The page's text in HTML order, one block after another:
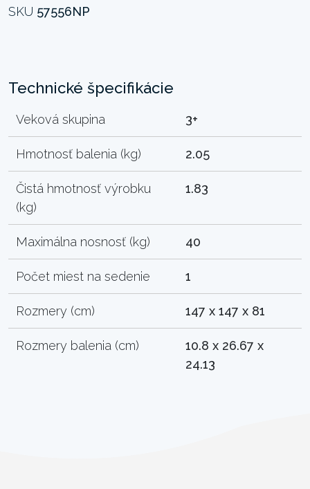
SKU 57556NP
Technické špecifikácie
Veková skupina 3+
Hmotnosť balenia (kg) 2.05
Čistá hmotnosť výrobku
(kg)
1.83
Maximálna nosnosť (kg) 40
Počet miest na sedenie 1
Rozmery (cm) 147 x 147 x 81
Rozmery balenia (cm)
10.8 x 26.67 x
24.13